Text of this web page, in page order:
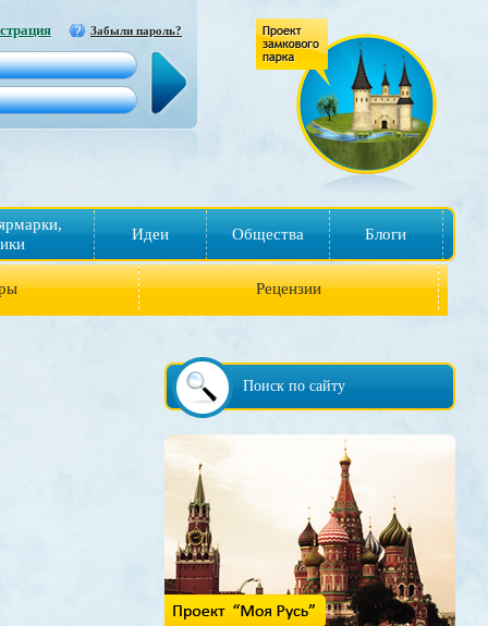
Забыли пароль?
Идеи Общества Блоги
Рецензии
Поиск по сайту